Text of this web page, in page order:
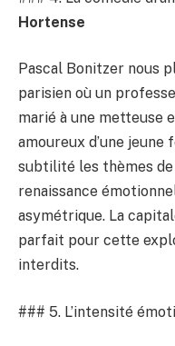
Hortense
Pascal Bonitzer nous
parisien où un
marié à une metteuse
amoureux d’une jeune
subtilité les thèmes de
renaissance
asymétrique. La
parfait pour cette
interdits.
### 5. L’intensité